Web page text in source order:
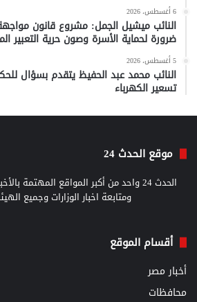
6 أغسطس، 2026
النائب ميشيل الجمل: مشروع قانون
ضرورة لحماية الأسرة وصون حرية التعبير
5 أغسطس، 2026
النائب محمد عبد الحفيظ يتقدم بسؤال
تسعير الكهرباء
موقع الحدث 24
الحدث 24 واحد من أكبر المواقع المهتمة
ومتابعة اخبار الوزارات وجميع
أقسام الموقع
أخبار مصر
محافظات